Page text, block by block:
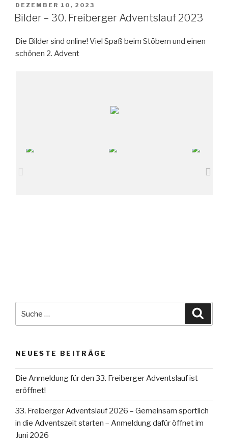
VERÖFFENTLICHT
AM
DEZEMBER 10, 2023
Bilder – 30. Freiberger Adventslauf 2023
Die Bilder sind online! Viel Spaß beim Stöbern und einen
schönen 2. Advent
nach:
NEUESTE BEITRÄGE
Die Anmeldung für den 33. Freiberger Adventslauf ist
eröffnet!
33. Freiberger Adventslauf 2026 – Gemeinsam sportlich
in die Adventszeit starten – Anmeldung dafür öffnet im
Juni 2026